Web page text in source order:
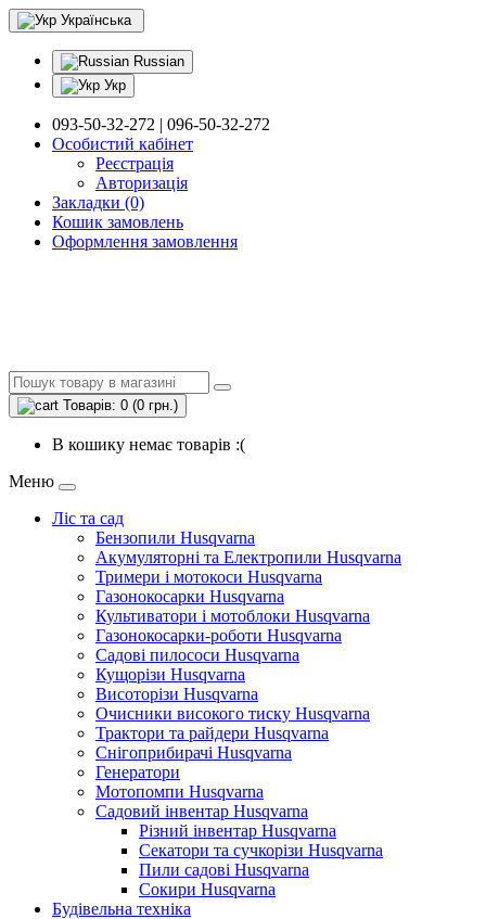
Українська
Russian
Укр
093-50-32-272 | 096-50-32-272
Особистий кабінет
Реєстрація
Авторизація
Закладки (0)
Кошик замовлень
Оформлення замовлення
Товарів: 0 (0 грн.)
В кошику немає товарів :(
Меню
Ліс та сад
Бензопили Husqvarna
Акумуляторні та Електропили Husqvarna
Тримери і мотокоси Husqvarna
Газонокосарки Husqvarna
Культиватори і мотоблоки Husqvarna
Газонокосарки-роботи Husqvarna
Садові пилососи Husqvarna
Кущорізи Husqvarna
Висоторізи Husqvarna
Очисники високого тиску Husqvarna
Трактори та райдери Husqvarna
Снігоприбирачі Husqvarna
Генератори
Мотопомпи Husqvarna
Садовий інвентар Husqvarna
Різний інвентар Husqvarna
Секатори та сучкорізи Husqvarna
Пили садові Husqvarna
Сокири Husqvarna
Будівельна техніка